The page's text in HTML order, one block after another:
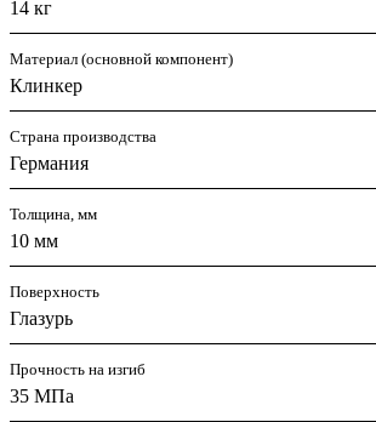
14 кг
Материал (основной компонент)
Клинкер
Страна производства
Германия
Толщина, мм
10 мм
Поверхность
Глазурь
Прочность на изгиб
35 МПа